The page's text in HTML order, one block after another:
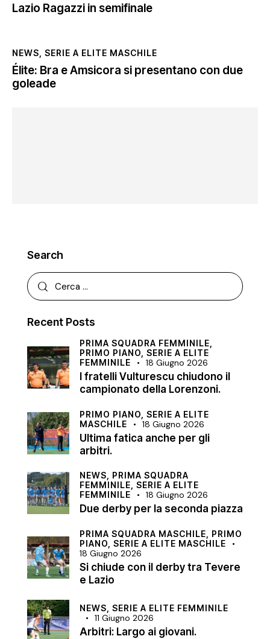
Lazio Ragazzi in semifinale
NEWS SERIE A ELITE MASCHILE
Élite: Bra e Amsicora si presentano con due
goleade
Search
Recent Posts
PRIMA SQUADRA FEMMINILE,
PRIMO PIANO, SERIE A ELITE
FEMMINILE
18 Giugno 2026
I fratelli Vulturescu chiudono il
campionato della Lorenzoni.
PRIMO PIANO, SERIE A ELITE
MASCHILE
18 Giugno 2026
Ultima fatica anche per gli
arbitri.
NEWS, PRIMA SQUADRA
FEMMINILE, SERIE A ELITE
FEMMINILE
18 Giugno 2026
Due derby per la seconda piazza
PRIMA SQUADRA MASCHILE, PRIMO
PIANO, SERIE A ELITE MASCHILE
18 Giugno 2026
Si chiude con il derby tra Tevere
e Lazio
NEWS, SERIE A ELITE FEMMINILE
11 Giugno 2026
Arbitri: Largo ai giovani.